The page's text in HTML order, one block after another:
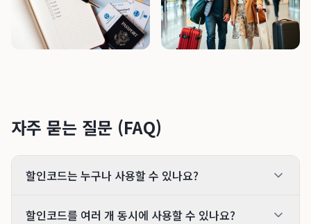
자주 묻는 질문 (FAQ)
할인코드는 누구나 사용할 수 있나요?
할인코드를 여러 개 동시에 사용할 수 있나요?